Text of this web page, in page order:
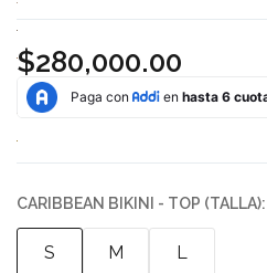
$280,000.00
CARIBBEAN BIKINI - TOP (TALLA):
S M L